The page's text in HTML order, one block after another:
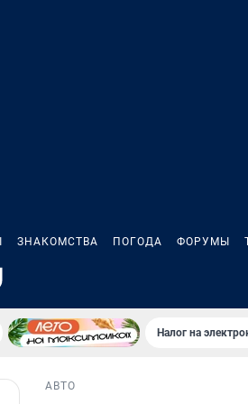
ЗНАКОМСТВА ПОГОДА ФОРУМЫ
Налог на
АВТО